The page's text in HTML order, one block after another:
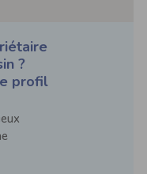
?
profil